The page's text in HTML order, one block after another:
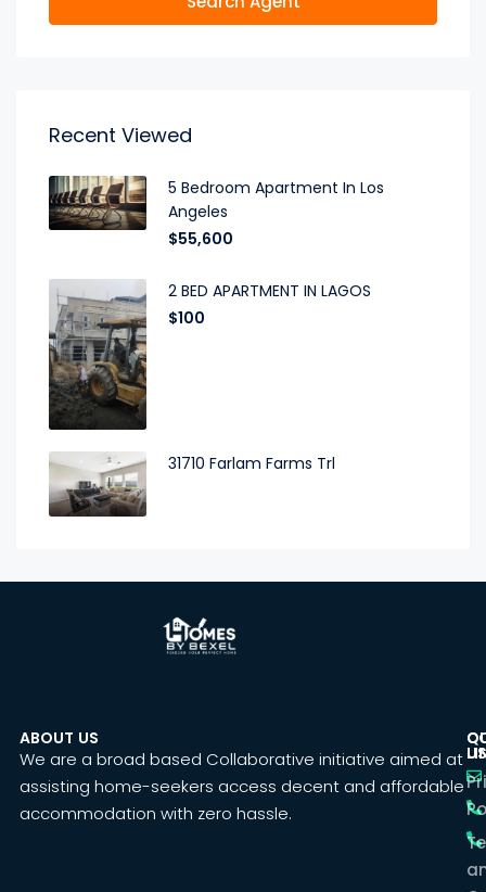
Recent Viewed
5 Bedroom Apartment In Los
Angeles
$55,600
2 BED APARTMENT IN LAGOS
$100
31710 Farlam Farms Trl
ABOUT US
We are a broad based Collaborative initiative aimed at
assisting home-seekers access decent and affordable
accommodation with zero hassle.